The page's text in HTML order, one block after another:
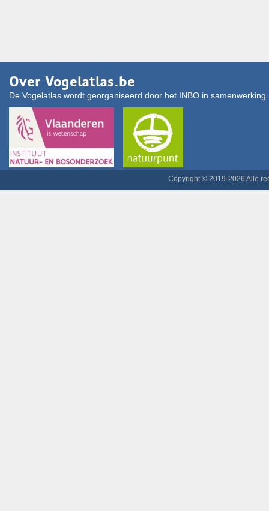
Over Vogelatlas.be
De Vogelatlas wordt georganiseerd door het INBO in
Copyright © 2019-2026 Alle